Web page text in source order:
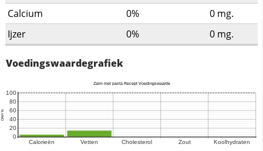
Calcium
0% 0 mg.
Ijzer
0% 0 mg.
Voedingswaardegrafiek